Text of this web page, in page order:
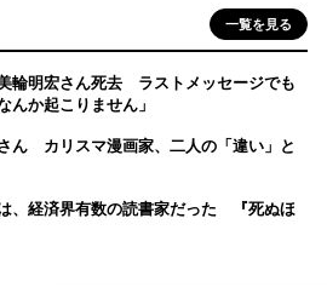
一覧を見る
輪明宏さん死去 ラストメッセージでも
か起こりません」
ん カリスマ漫画家、二人の「違い」と
、経済界有数の読書家だった 『死ぬほ